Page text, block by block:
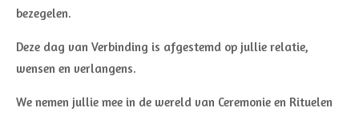
bezegelen.
Deze dag van Verbinding is afgestemd op jullie relatie,
wensen en verlangens.
We nemen jullie mee in de wereld van Ceremonie en Rituelen